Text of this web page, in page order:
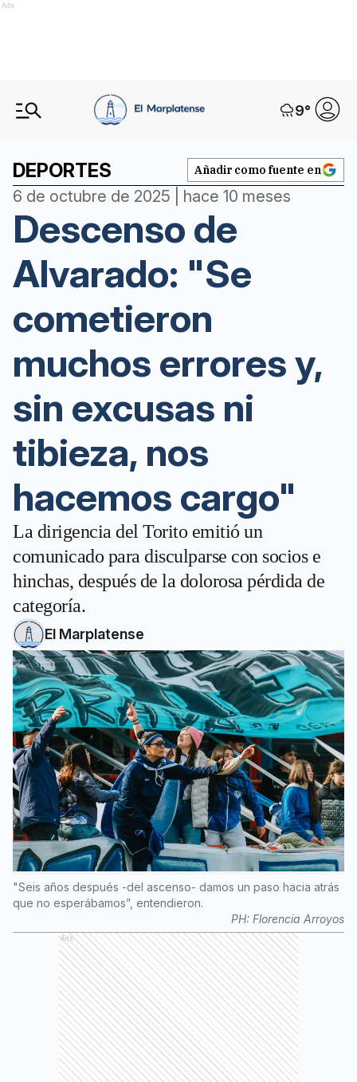
Ads
9°
DEPORTES Añadir como fuente en
6 de octubre de 2025 | hace 10 meses
Descenso de
Alvarado: "Se
cometieron
muchos errores y,
sin excusas ni
tibieza, nos
hacemos cargo"
La dirigencia del Torito emitió un
comunicado para disculparse con socios e
hinchas, después de la dolorosa pérdida de
categoría.
El Marplatense
"Seis años después -del ascenso- damos un paso hacia atrás
que no esperábamos”, entendieron.
PH: Florencia Arroyos
Ads